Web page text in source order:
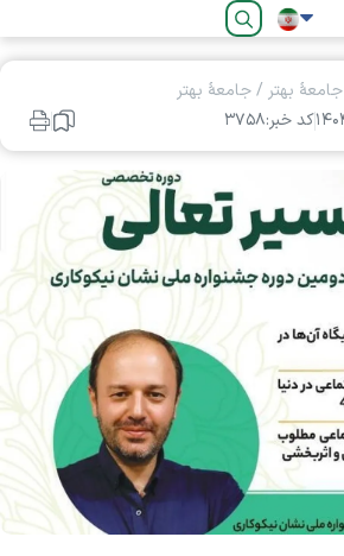
فارسی
جامعۀ بهتر /جامعۀ بهتر
کد خبر:۳۷۵۸